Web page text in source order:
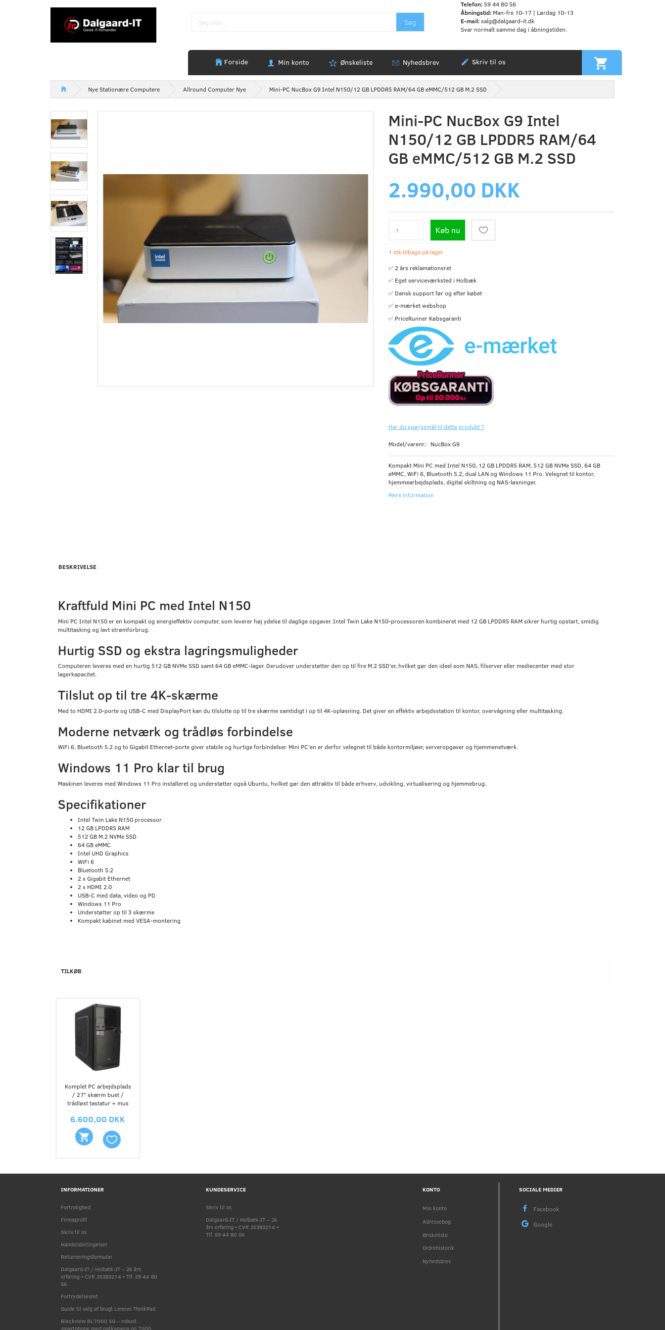
Søg
Telefon: 59 44 80 56
Åbningstid:Man-fre 10-17 | Lørdag 10-13
E-mail: salg@dalgaard-it.dk
Svar normalt samme dag i åbningstiden.
Forside Min konto Ønskeliste Nyhedsbrev Skriv til os
Nye Stationære Computere Allround Computer Nye Mini-PC NucBox G9 Intel N150/12 GB LPDDR5 RAM/64 GB eMMC/512 GB M.2 SSD
Mini-PC NucBox G9 Intel
N150/12 GB LPDDR5 RAM/64
GB eMMC/512 GB M.2 SSD
2.990,00 DKK
Køb nu
1 stk tilbage på lager
✅ 2 års reklamationsret
✅ Eget serviceværksted i Holbæk
✅ Dansk support før og efter købet
✅ e-mærket webshop
✅ PriceRunner Købsgaranti
Har du spørgsmål til dette produkt ?
Model/varenr.: NucBox G9
Kompakt Mini PC med Intel N150, 12 GB LPDDR5 RAM, 512 GB NVMe SSD, 64 GB
eMMC, WiFi 6, Bluetooth 5.2, dual LAN og Windows 11 Pro. Velegnet til kontor,
hjemmearbejdsplads, digital skiltning og NAS-løsninger.
Mere information
BESKRIVELSE
Kraftfuld Mini PC med Intel N150
Mini PC Intel N150 er en kompakt og energieffektiv computer, som leverer høj ydelse til daglige opgaver. Intel Twin Lake N150-processoren kombineret med 12 GB LPDDR5 RAM sikrer hurtig opstart, smidig
multitasking og lavt strømforbrug.
Hurtig SSD og ekstra lagringsmuligheder
Computeren leveres med en hurtig 512 GB NVMe SSD samt 64 GB eMMC-lager. Derudover understøtter den op til fire M.2 SSD'er, hvilket gør den ideel som NAS, filserver eller mediecenter med stor
lagerkapacitet.
Tilslut op til tre 4K-skærme
Med to HDMI 2.0-porte og USB-C med DisplayPort kan du tilslutte op til tre skærme samtidigt i op til 4K-opløsning. Det giver en effektiv arbejdsstation til kontor, overvågning eller multitasking.
Moderne netværk og trådløs forbindelse
WiFi 6, Bluetooth 5.2 og to Gigabit Ethernet-porte giver stabile og hurtige forbindelser. Mini PC'en er derfor velegnet til både kontormiljøer, serveropgaver og hjemmenetværk.
Windows 11 Pro klar til brug
Maskinen leveres med Windows 11 Pro installeret og understøtter også Ubuntu, hvilket gør den attraktiv til både erhverv, udvikling, virtualisering og hjemmebrug.
Specifikationer
Intel Twin Lake N150 processor
12 GB LPDDR5 RAM
512 GB M.2 NVMe SSD
64 GB eMMC
Intel UHD Graphics
WiFi 6
Bluetooth 5.2
2 x Gigabit Ethernet
2 x HDMI 2.0
USB-C med data, video og PD
Windows 11 Pro
Understøtter op til 3 skærme
Kompakt kabinet med VESA-montering
TILKØB
Komplet PC arbejdsplads
/ 27" skærm buet /
trådløst tastatur + mus
6.600,00 DKK
INFORMATIONER
Fortrolighed
Firmaprofil
Skriv til os
Handelsbetingelser
Returneringsformular
Dalgaard-IT / Holbæk-IT – 26 års
erfaring • CVR 25383214 • Tlf. 59 44 80
56
Fortrydelsesret
Guide til valg af brugt Lenovo ThinkPad
Blackview BL7000 5G – robust
smartphone med natkamera og 7500
KUNDESERVICE
Skriv til os
Dalgaard-IT / Holbæk-IT – 26
års erfaring • CVR 25383214 •
Tlf. 59 44 80 56
KONTO
Min konto
Adressebog
Ønskeliste
Ordrehistorik
Nyhedsbrev
SOCIALE MEDIER